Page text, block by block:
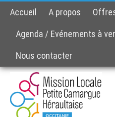
Accueil A propos
Agenda / Evénements à
Nous contacter